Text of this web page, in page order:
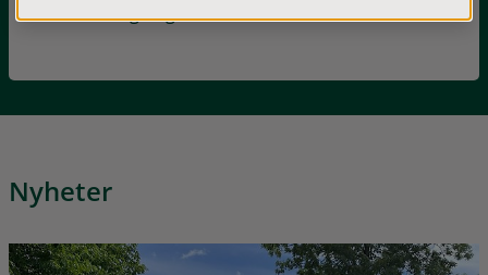
VisitIsabergsregionen.se
Nyheter